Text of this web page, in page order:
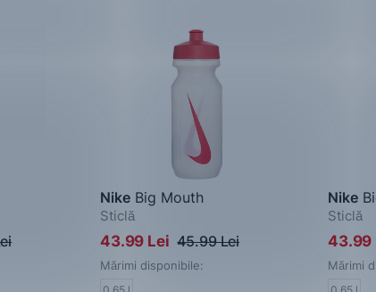
Nike Big Mouth
Sticlă
43.99 Lei 45.99 Lei
Mărimi disponibile:
0,65 l
Nike
Sticlă
43.99
Mărimi
0,65 l